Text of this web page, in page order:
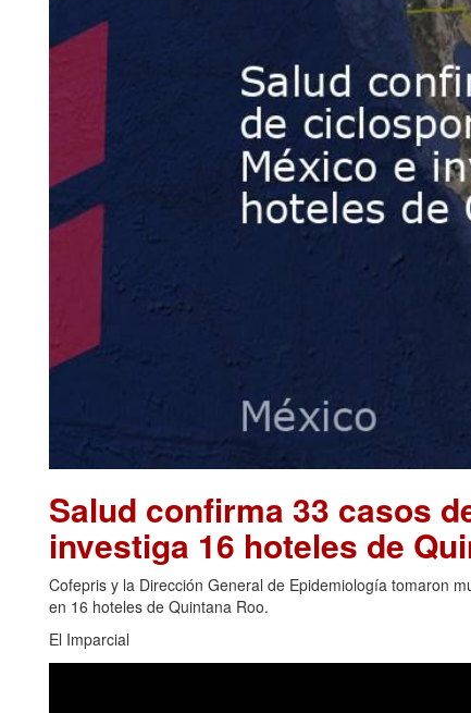
Salud confirma 33 casos
investiga 16 hoteles de
Cofepris y la Dirección General de Epidemiología tomaron
en 16 hoteles de Quintana Roo.
El Imparcial